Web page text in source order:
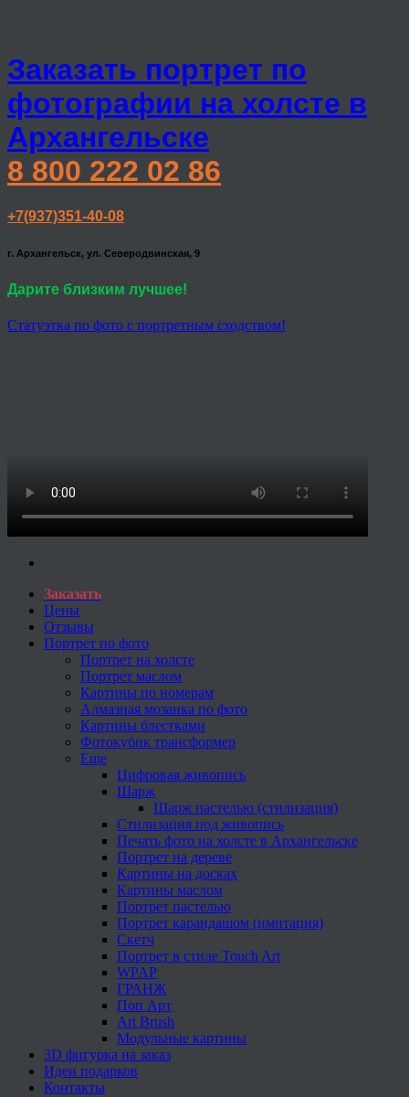
Заказать портрет по
фотографии на холсте в
Архангельске
8 800 222 02 86
+7(937)351-40-08
г. Архангельск, ул. Северодвинская, 9
Дарите близким лучшее!
Статуэтка по фото с портретным сходством!
Заказать
Цены
Отзывы
Портрет по фото
Портрет на холсте
Портрет маслом
Картины по номерам
Алмазная мозаика по фото
Картины блестками
Фотокубик трансформер
Еще
Цифровая живопись
Шарж
Шарж пастелью (стилизация)
Стилизация под живопись
Печать фото на холсте в Архангельске
Портрет на дереве
Картины на досках
Картины маслом
Портрет пастелью
Портрет карандашом (имитация)
Скетч
Портрет в стиле Touch Art
WPAP
ГРАНЖ
Поп Арт
Art Brush
Модульные картины
3D фигурка на заказ
Идеи подарков
Контакты